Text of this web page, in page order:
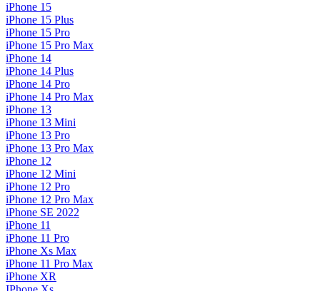
iPhone 15
iPhone 15 Plus
iPhone 15 Pro
iPhone 15 Pro Max
iPhone 14
iPhone 14 Plus
iPhone 14 Pro
iPhone 14 Pro Max
iPhone 13
iPhone 13 Mini
iPhone 13 Pro
iPhone 13 Pro Max
iPhone 12
iPhone 12 Mini
iPhone 12 Pro
iPhone 12 Pro Max
iPhone SE 2022
iPhone 11
iPhone 11 Pro
iPhone Xs Max
iPhone 11 Pro Max
iPhone XR